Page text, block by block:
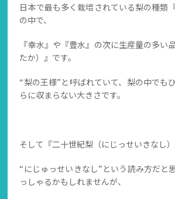
日本で最も多く栽培されている梨の種類
の中で、
『幸水』や『豊水』の次に生産量の多い
たか）』です。
“梨の王様”と呼ばれていて、梨の中でも
らに収まらない大きさです。
そして『二十世紀梨（にじっせいきなし）
“にじゅっせいきなし”という読み方だと
っしゃるかもしれませんが、